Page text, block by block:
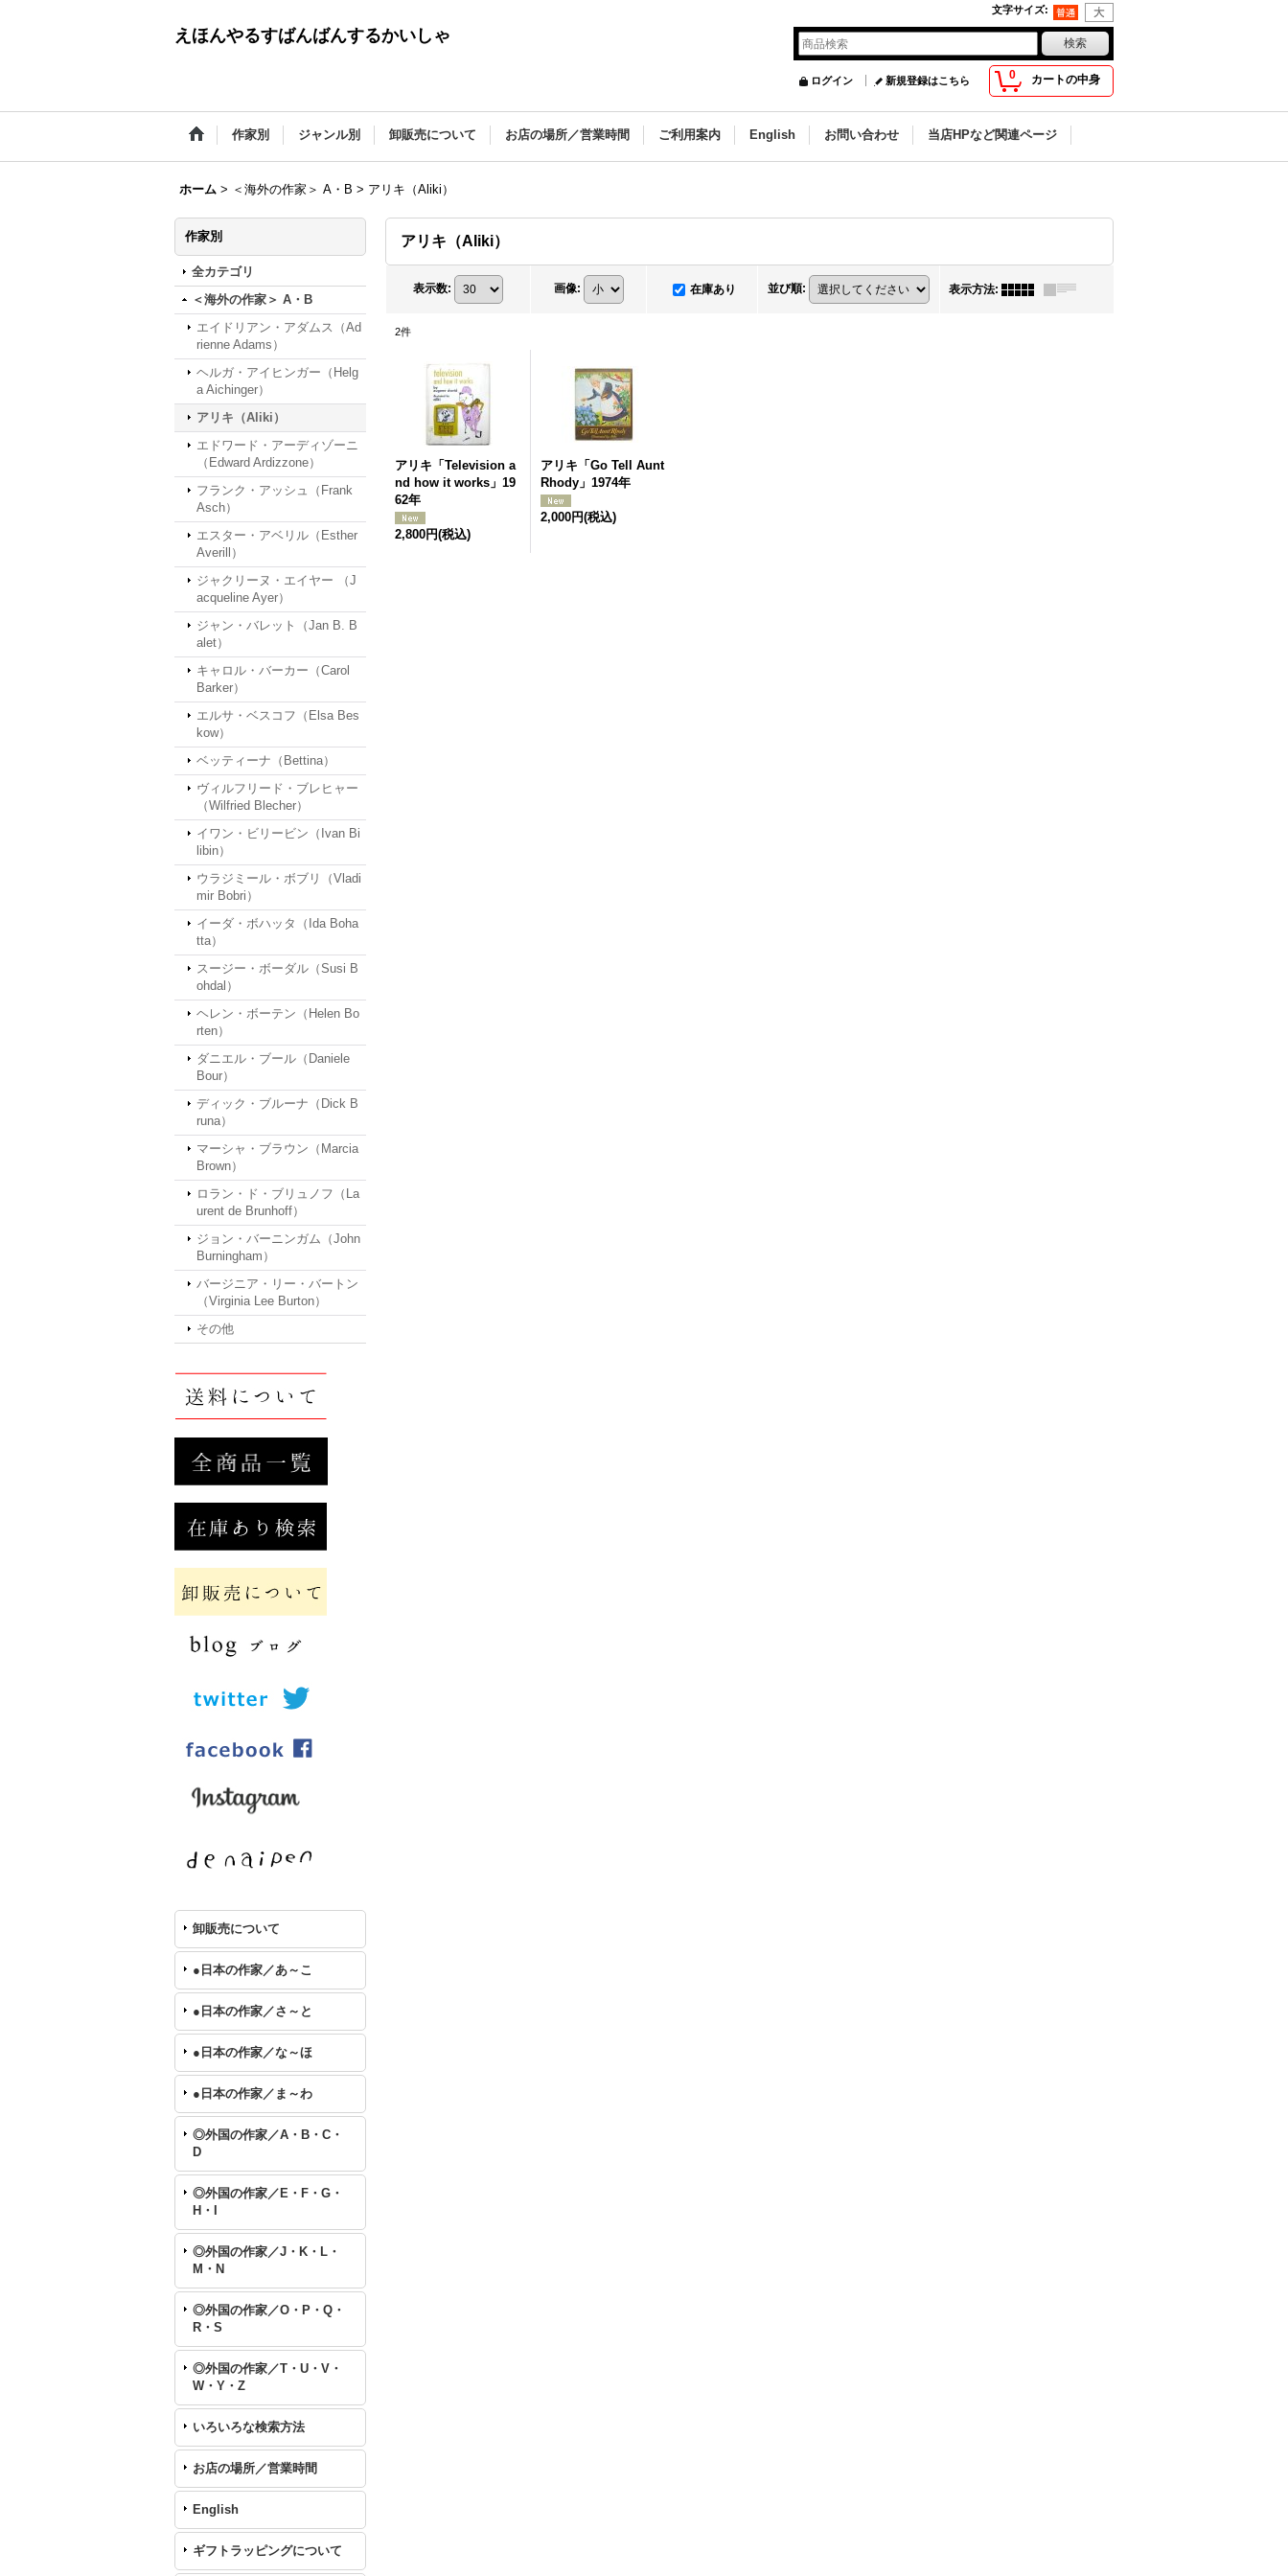
文字サイズ:
えほんやるすばんばんするかいしゃ
0 カートの中身
ログイン 新規登録はこちら
作家別 ジャンル別 卸販売について お店の場所／営業時間 ご利用案内 English お問い合わせ 当店HPなど関連ページ
ホーム > ＜海外の作家＞ A・B > アリキ（Aliki）
作家別
全カテゴリ
＜海外の作家＞ A・B
エイドリアン・アダムス（Ad
rienne Adams）
ヘルガ・アイヒンガー（Helg
a Aichinger）
アリキ（Aliki）
エドワード・アーディゾーニ
（Edward Ardizzone）
フランク・アッシュ（Frank
Asch）
エスター・アベリル（Esther
Averill）
ジャクリーヌ・エイヤー （J
acqueline Ayer）
ジャン・バレット（Jan B. B
alet）
キャロル・バーカー（Carol
Barker）
エルサ・ベスコフ（Elsa Bes
kow）
ベッティーナ（Bettina）
ヴィルフリード・ブレヒャー
（Wilfried Blecher）
イワン・ビリービン（Ivan Bi
libin）
ウラジミール・ボブリ（Vladi
mir Bobri）
イーダ・ボハッタ（Ida Boha
tta）
スージー・ボーダル（Susi B
ohdal）
ヘレン・ボーテン（Helen Bo
rten）
ダニエル・ブール（Daniele
Bour）
ディック・ブルーナ（Dick B
runa）
マーシャ・ブラウン（Marcia
Brown）
ロラン・ド・ブリュノフ（La
urent de Brunhoff）
ジョン・バーニンガム（John
Burningham）
バージニア・リー・バートン
（Virginia Lee Burton）
その他
卸販売について
●日本の作家／あ～こ
●日本の作家／さ～と
●日本の作家／な～ほ
●日本の作家／ま～わ
◎外国の作家／A・B・C・
D
◎外国の作家／E・F・G・
H・I
◎外国の作家／J・K・L・
M・N
◎外国の作家／O・P・Q・
R・S
◎外国の作家／T・U・V・
W・Y・Z
いろいろな検索方法
お店の場所／営業時間
English
ギフトラッピングについて
アリキ（Aliki）
表示数: 画像: 在庫あり 並び順: 表示方法:
2件
アリキ「Television a
nd how it works」19
62年
2,800円(税込)
アリキ「Go Tell Aunt
Rhody」1974年
2,000円(税込)